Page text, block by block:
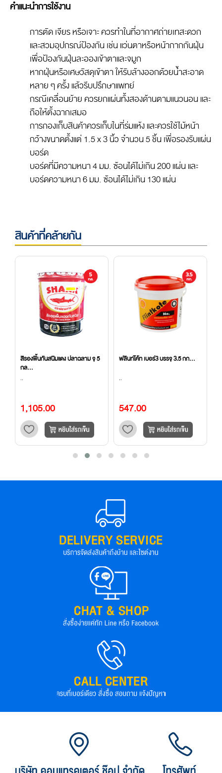
คำแนะนำการใช้งาน
การตัด เจียร หรือเจาะ ควรทำในที่อากาศถ่ายเทสะดวก
และสวมอุปกรณ์ป้องกัน เช่น แว่นตาหรือหน้ากากกันฝุ่น
เพื่อป้องกันฝุ่นละอองเข้าตาและจมูก
หากฝุ่นหรือเศษวัสดุเข้าตา ให้รับล้างออกด้วยน้ำสะอาด
หลาย ๆ ครั้ง แล้วรีบปรึกษาแพทย์
กรณีเคลื่อนย้าย ควรยกแผ่นทั้งสองด้านตามแนวนอน และ
ถือให้ตั้งฉากเสมอ
การกองเก็บสินค้าควรเก็บในที่ร่มแห้ง และควรใช้ไม้หน้า
กว้างขนาดตั้งแต่ 1.5 x 3 นิ้ว จำนวน 5 ชิ้น เพื่อรองรับแผ่น
บอร์ด
บอร์ดที่มีความหนา 4 มม. ซ้อนได้ไม่เกิน 200 แผ่น และ
บอร์ดความหนา 6 มม. ซ้อนได้ไม่เกิน 130 แผ่น
สินค้าที่คล้ายกัน
สีรองพื้นกันสนิมแดง ปลาฉลาม จุ 5
กล...
..
1,105.00
ฟลินท์โค้ท เบอร์3 บรรจุ 3.5 กก...
..
547.00